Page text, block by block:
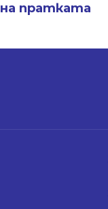
на пратката